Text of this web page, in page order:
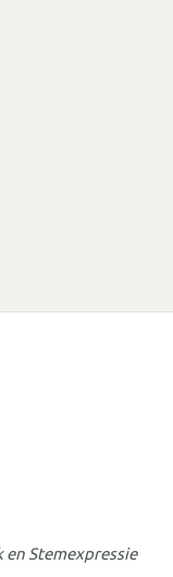
en Stemexpressie